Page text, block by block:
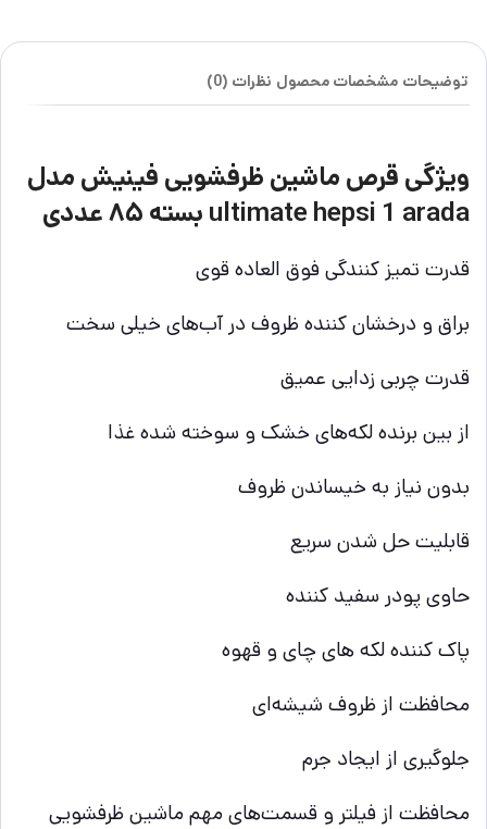
توضیحات مشخصات محصول نظرات (0)
ویژگی قرص ماشین ظرفشویی فینیش مدل
ultimate hepsi 1 arada بسته ۸۵ عددی
قدرت تمیز کنندگی فوق العاده قوی
براق و درخشان کننده ظروف در آب‌های خیلی سخت
قدرت چربی زدایی عمیق
از بین برنده لکه‌های خشک و سوخته شده غذا
بدون نیاز به خیساندن ظروف
قابلیت حل شدن سریع
حاوی پودر سفید کننده
پاک کننده لکه های چای و قهوه
محافظت از ظروف شیشه‌ای
جلوگیری از ایجاد جرم
محافظت از فیلتر و قسمت‌های مهم ماشین ظرفشویی